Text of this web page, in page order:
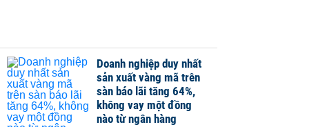
Doanh nghiệp duy nhất
sản xuất vàng mã trên
sàn báo lãi tăng 64%,
không vay một đồng
nào từ ngân hàng